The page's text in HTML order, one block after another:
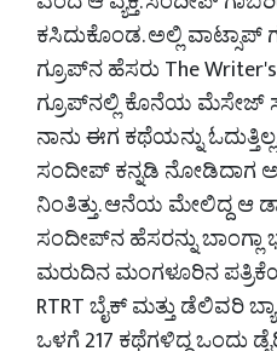
ಕಸಿದುಕೊಂಡ. ಅಲ್ಲಿ ವಾಟ್ಸಾಪ್
ಗ್ರೂಪ್‌ನ ಹೆಸರು The Writer's
ಗ್ರೂಪ್‌ನಲ್ಲಿ ಕೊನೆಯ ಮೆಸೇಜ್
ನಾನು ಈಗ ಕಥೆಯನ್ನು
ಸಂದೀಪ್ ಕನ್ನಡಿ ನೋಡಿದಾಗ
ನಿಂತಿತ್ತು. ಆನೆಯ ಮೇಲಿದ್ದ ಆ
ಸಂದೀಪ್‌ನ ಹೆಸರನ್ನು ಬಾಂಗ್ಲಾ
ಮರುದಿನ ಮಂಗಳೂರಿನ
RTRT ಬೈಕ್ ಮತ್ತು ಡೆಲಿವರಿ
ಒಳಗೆ 217 ಕಥೆಗಳಿದ್ದ ಒಂದು